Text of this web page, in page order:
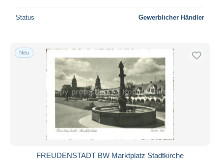
Status Gewerblicher Händler
Neu
FREUDENSTADT BW Marktplatz Stadtkirche